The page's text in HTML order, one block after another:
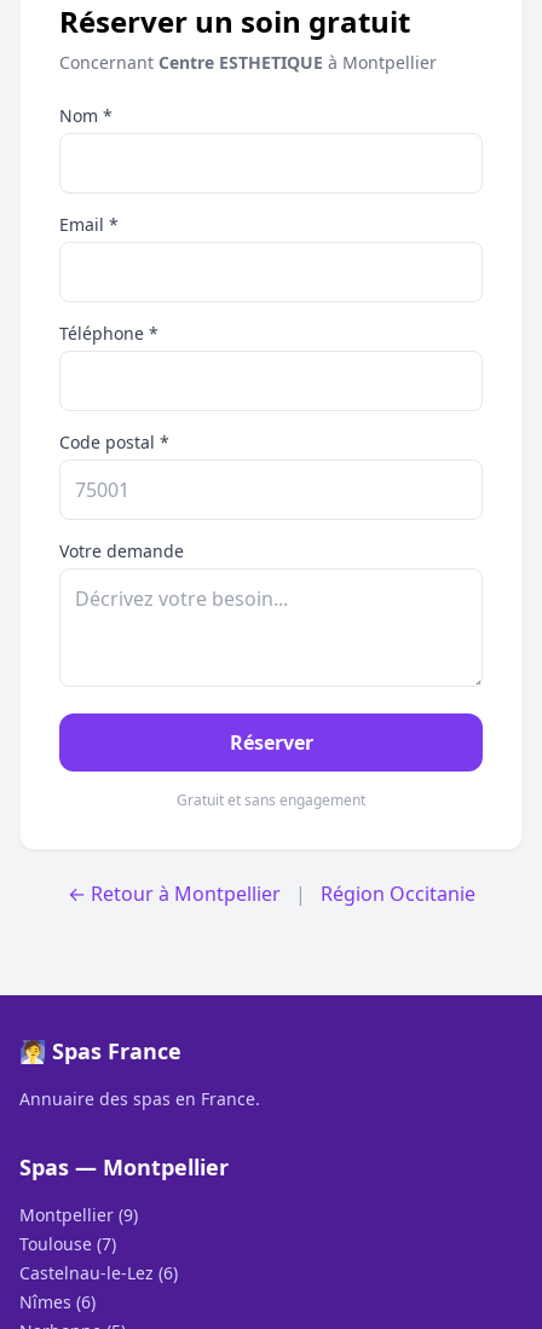
Réserver un soin gratuit
Concernant Centre ESTHETIQUE à Montpellier
Nom *
Email *
Téléphone *
Code postal *
Votre demande
Réserver
Gratuit et sans engagement
← Retour à Montpellier | Région Occitanie
🧖 Spas France
Annuaire des spas en France.
Spas — Montpellier
Montpellier (9)
Toulouse (7)
Castelnau-le-Lez (6)
Nîmes (6)